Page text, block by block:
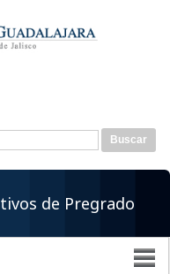
Formulario de
de Pregrado